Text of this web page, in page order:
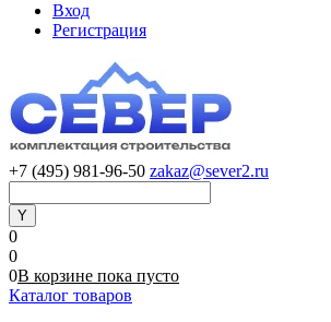
Вход
Регистрация
+7 (495) 981-96-50 zakaz@sever2.ru
0
0
0В корзине пока пусто
Каталог товаров